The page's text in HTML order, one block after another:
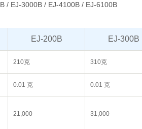
/ EJ-3000B / EJ-4100B / EJ-6100B
EJ-200B EJ-300B
210克 310克
0.01 克 0.01 克
21,000 31,000